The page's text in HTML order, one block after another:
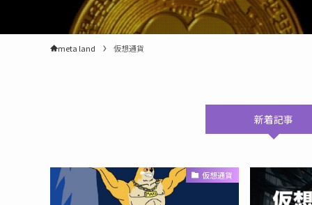
meta land 仮想通貨
新着記事
仮想通貨